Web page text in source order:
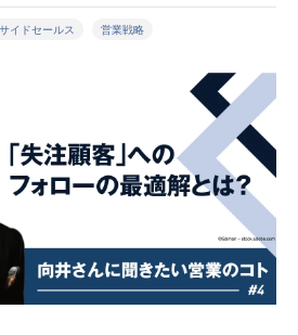
イドセールス 営業戦略